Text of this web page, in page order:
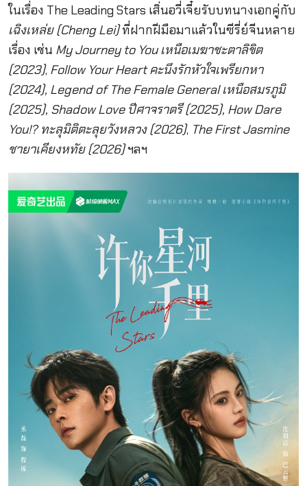
ในเรื่อง The Leading Stars เสิ่นอวี่เจี๋ยรับบทนางเอกคู่กับ
เฉิงเหล่ย (Cheng Lei)ที่ฝากฝีมือมาแล้วในซีรี่ย์จีนหลาย
เรื่อง เช่น My Journey to You เหนือเมฆาชะตาลิขิต
(2023), Follow Your Heart คะนึงรักหัวใจเพรียกหา
(2024), Legend of The Female General เหนือสมรภูมิ
(2025), Shadow Love ปีศาจราตรี (2025), How Dare
You!? ทะลุมิติตะลุยวังหลวง (2026), The First Jasmine
ชายาเคียงหทัย (2026)ฯลฯ